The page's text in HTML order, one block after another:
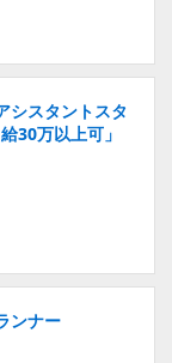
シスタントスタ
30万以上可」
ンナー